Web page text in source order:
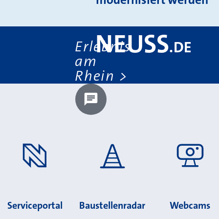
Erlebnis
am
Rhein
NEUSS.DE
Chatbot laden?
Serviceportal Baustellenradar Webcams